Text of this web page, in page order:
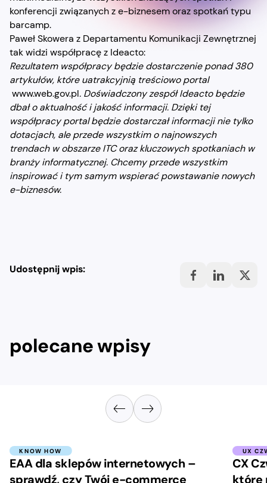
konferencji związanych z e-biznesem oraz spotkań typu
barcamp.
Paweł Skowera z Departamentu Komunikacji Zewnętrznej
tak widzi współpracę z Ideacto:
Rezultatem współpracy będzie dostarczenie ponad 380
artykułów, które uatrakcyjnią treściowo portal
www.web.gov.pl. Doświadczony zespół Ideacto będzie
dbał o aktualność i jakość informacji. Dzięki tej
współpracy portal będzie dostarczał informacji nie tylko
dotacjach, ale przede wszystkim o najnowszych
trendach w obszarze ITC oraz kluczowych spotkaniach w
branży informatycznej. Chcemy przede wszystkim
inspirować i tym samym wspierać powstawanie nowych
e-biznesów.
Udostępnij wpis:
polecane wpisy
KNOW HOW
EAA dla sklepów internetowych –
sprawdź, czy Twój e-commerce
UX
CX
które